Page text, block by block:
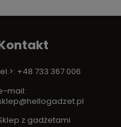
+48 733 367 006
mail:
z gadżetami